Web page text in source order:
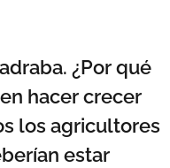
¿Por qué
hacer crecer
los agricultores
estar